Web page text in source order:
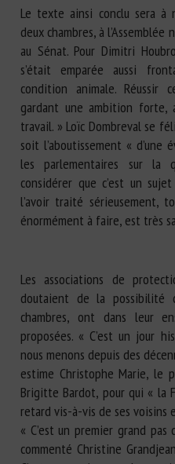
Le texte ainsi conclu sera à
deux chambres, à
au Sénat. Pour Dimitri
s’était emparée aussi
condition animale. Réussir
gardant une ambition forte,
travail. » Loïc Dombreval se
soit l’aboutissement «
les parlementaires sur la
considérer que c’est un
l’avoir traité sérieusement,
énormément à faire, est très
Les associations de
doutaient de la possibilité
chambres, ont dans leur
proposées. « C’est un jour
nous menons depuis des
estime Christophe Marie, le
Brigitte Bardot, pour qui « la
retard vis-à-vis de ses voisins
« C’est un premier grand
commenté Christine